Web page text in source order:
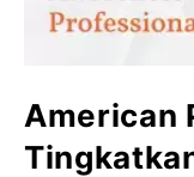
American